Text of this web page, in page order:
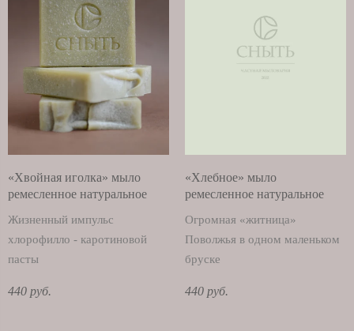
«Хвойная иголка» мыло
ремесленное натуральное
Жизненный импульс
хлорофилло - каротиновой
пасты
440 руб.
«Хлебное» мыло
ремесленное натуральное
Огромная «житница»
Поволжья в одном маленьком
бруске
440 руб.